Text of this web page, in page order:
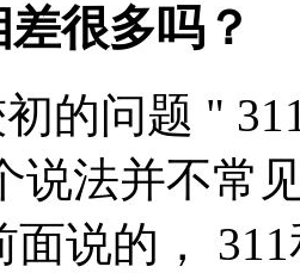
差很多吗？
的问题 "
说法并不
面说的，